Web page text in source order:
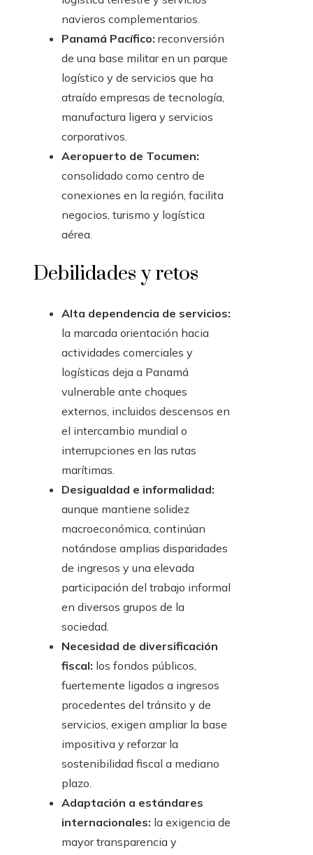
navieros complementarios.
Panamá Pacífico: reconversión
de una base militar en un parque
logístico y de servicios que ha
atraído empresas de tecnología,
manufactura ligera y servicios
corporativos.
Aeropuerto de Tocumen:
consolidado como centro de
conexiones en la región, facilita
negocios, turismo y logística
aérea.
Debilidades y retos
Alta dependencia de servicios:
la marcada orientación hacia
actividades comerciales y
logísticas deja a Panamá
vulnerable ante choques
externos, incluidos descensos en
el intercambio mundial o
interrupciones en las rutas
marítimas.
Desigualdad e informalidad:
aunque mantiene solidez
macroeconómica, continúan
notándose amplias disparidades
de ingresos y una elevada
participación del trabajo informal
en diversos grupos de la
sociedad.
Necesidad de diversificación
fiscal: los fondos públicos,
fuertemente ligados a ingresos
procedentes del tránsito y de
servicios, exigen ampliar la base
impositiva y reforzar la
sostenibilidad fiscal a mediano
plazo.
Adaptación a estándares
internacionales: la exigencia de
mayor transparencia y